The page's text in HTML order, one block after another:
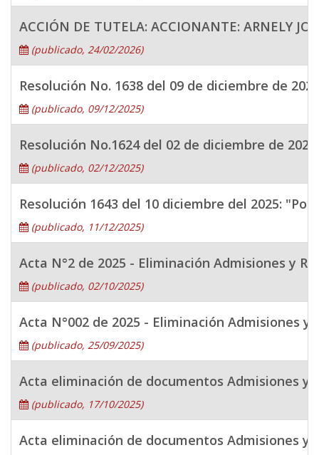
ACCIÓN DE TUTELA: ACCIONANTE: ARNELY
(publicado, 24/02/2026)
Resolución No. 1638 del 09 de diciembre de
(publicado, 09/12/2025)
Resolución No.1624 del 02 de diciembre de
(publicado, 02/12/2025)
Resolución 1643 del 10 diciembre del 2025:
(publicado, 11/12/2025)
Acta N°2 de 2025 - Eliminación Admisiones y
(publicado, 02/10/2025)
Acta N°002 de 2025 - Eliminación Admisiones y
(publicado, 25/09/2025)
Acta eliminación de documentos Admisiones y
(publicado, 17/10/2025)
Acta eliminación de documentos Admisiones y